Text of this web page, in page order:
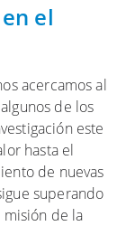
el
acercamos al
de los
este
hasta el
de nuevas
superando
de la